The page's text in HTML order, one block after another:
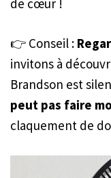
de cœur !
👉 Conseil :
invitons à
Brandson est
peut pas faire
claquement de